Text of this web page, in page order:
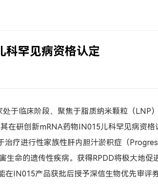
科罕见病资格认定
于临床阶段、聚焦于脂质纳米颗粒（LNP
在研创新mRNA药物IN015儿科罕见病资格
治疗进行性家族性肝内胆汁淤积症 （
命的遗传性疾病。获得RPDD将极大地促
IN015产品获批后授予深信生物优先审评券